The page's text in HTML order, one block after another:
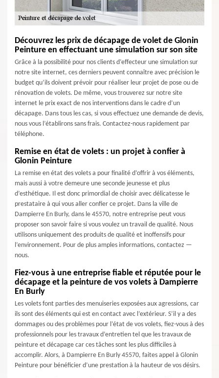
Découvrez les prix de décapage de volet de Glonin
Peinture en effectuant une simulation sur son site
Grâce à la possibilité pour nos clients d’effecteur une simulation sur
notre site internet, ces derniers peuvent connaître avec précision le
budget qu’ils doivent prévoir pour réaliser leur projet de pose ou de
rénovation de volets. De même, vous trouverez sur notre site
internet le prix exact de nos interventions dans le cadre d’un
décapage. Dans tous les cas, si vous effectuez une demande de devis,
nous vous l’établirons sans frais. Contactez-nous rapidement par
téléphone.
Remise en état de volets : un projet à confier à
Glonin Peinture
La remise en état des volets a pour finalité d’offrir à vos éléments,
mais aussi à votre demeure une seconde jeunesse et plus
d’esthétique. Il est donc primordial de choisir avec délicatesse le
prestataire à qui vous aller confier ce projet. Dans la ville de
Dampierre En Burly, dans le 45570, notre entreprise peut vous
proposer son savoir faire si vous voulez un travail de qualité. Nous
utilisons uniquement des produits de qualité et inoffensifs pour
l’environnement. Pour de plus amples informations, contactez —
nous.
Fiez-vous à une entreprise fiable et réputée pour le
décapage et la peinture de vos volets à Dampierre
En Burly
Les volets font parties des menuiseries exposées aux agressions, car
ils sont des éléments qui est en contact avec l’extérieur. S’il y a des
dommages ou des problèmes pour l’état de vos volets, fiez-vous à des
professionnels pour les travaux d’entretien tel que les travaux de
peinture et décapage car ces tâches sont les plus difficiles à
accomplir. Alors, à Dampierre En Burly 45570, faites appel à Glonin
Peinture pour bénéficier d’une prestation à la hauteur de vos désirs.